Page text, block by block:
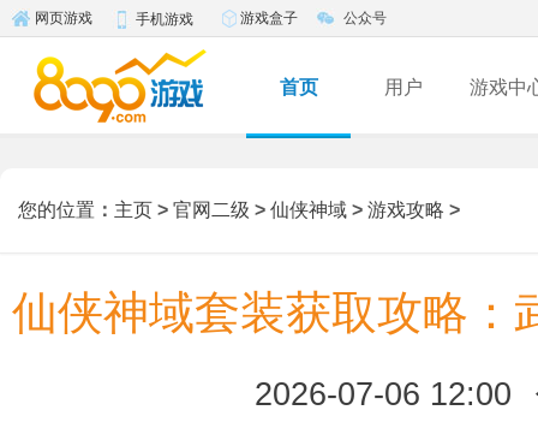
网页游戏 手机游戏 游戏盒子 公众号
首页 用户 游戏中
您的位置 ： 主页 > 官网二级 > 仙侠神域 > 游戏攻略 >
仙侠神域套装获取攻略：
2026-07-06 12:00